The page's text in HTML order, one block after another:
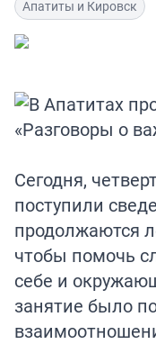
Апатиты и Кировск
Сегодня,
поступили
продолжаются
чтобы помочь
себе и
занятие было